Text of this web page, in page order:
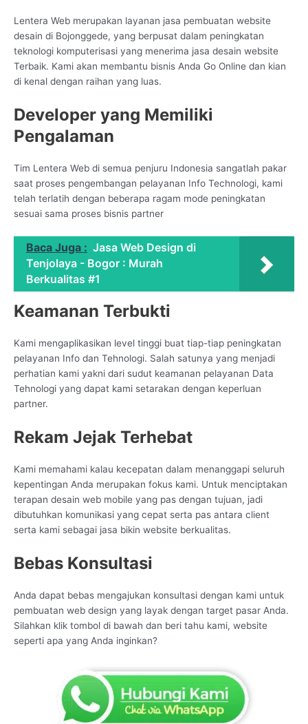
Lentera Web merupakan layanan jasa pembuatan website
desain di Bojonggede, yang berpusat dalam peningkatan
teknologi komputerisasi yang menerima jasa desain website
Terbaik. Kami akan membantu bisnis Anda Go Online dan kian
di kenal dengan raihan yang luas.
Developer yang Memiliki
Pengalaman
Tim Lentera Web di semua penjuru Indonesia sangatlah pakar
saat proses pengembangan pelayanan Info Technologi, kami
telah terlatih dengan beberapa ragam mode peningkatan
sesuai sama proses bisnis partner
Baca Juga : Jasa Web Design di
Tenjolaya - Bogor : Murah
Berkualitas #1
Keamanan Terbukti
Kami mengaplikasikan level tinggi buat tiap-tiap peningkatan
pelayanan Info dan Tehnologi. Salah satunya yang menjadi
perhatian kami yakni dari sudut keamanan pelayanan Data
Tehnologi yang dapat kami setarakan dengan keperluan
partner.
Rekam Jejak Terhebat
Kami memahami kalau kecepatan dalam menanggapi seluruh
kepentingan Anda merupakan fokus kami. Untuk menciptakan
terapan desain web mobile yang pas dengan tujuan, jadi
dibutuhkan komunikasi yang cepat serta pas antara client
serta kami sebagai jasa bikin website berkualitas.
Bebas Konsultasi
Anda dapat bebas mengajukan konsultasi dengan kami untuk
pembuatan web design yang layak dengan target pasar Anda.
Silahkan klik tombol di bawah dan beri tahu kami, website
seperti apa yang Anda inginkan?